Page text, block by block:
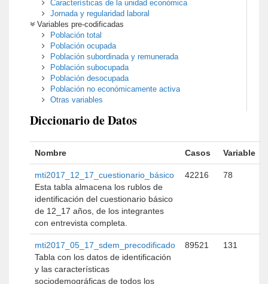
Características de la unidad económica
Jornada y regularidad laboral
Variables pre-codificadas
Población total
Población ocupada
Población subordinada y remunerada
Población subocupada
Población desocupada
Población no económicamente activa
Otras variables
Diccionario de Datos
Nombre Casos Variable
mti2017_12_17_cuestionario_básico
Esta tabla almacena los rublos de
identificación del cuestionario básico
de 12_17 años, de los integrantes
con entrevista completa.
42216 78
mti2017_05_17_sdem_precodificado
Tabla con los datos de identificación
y las características
sociodemográficas de todos los
89521 131